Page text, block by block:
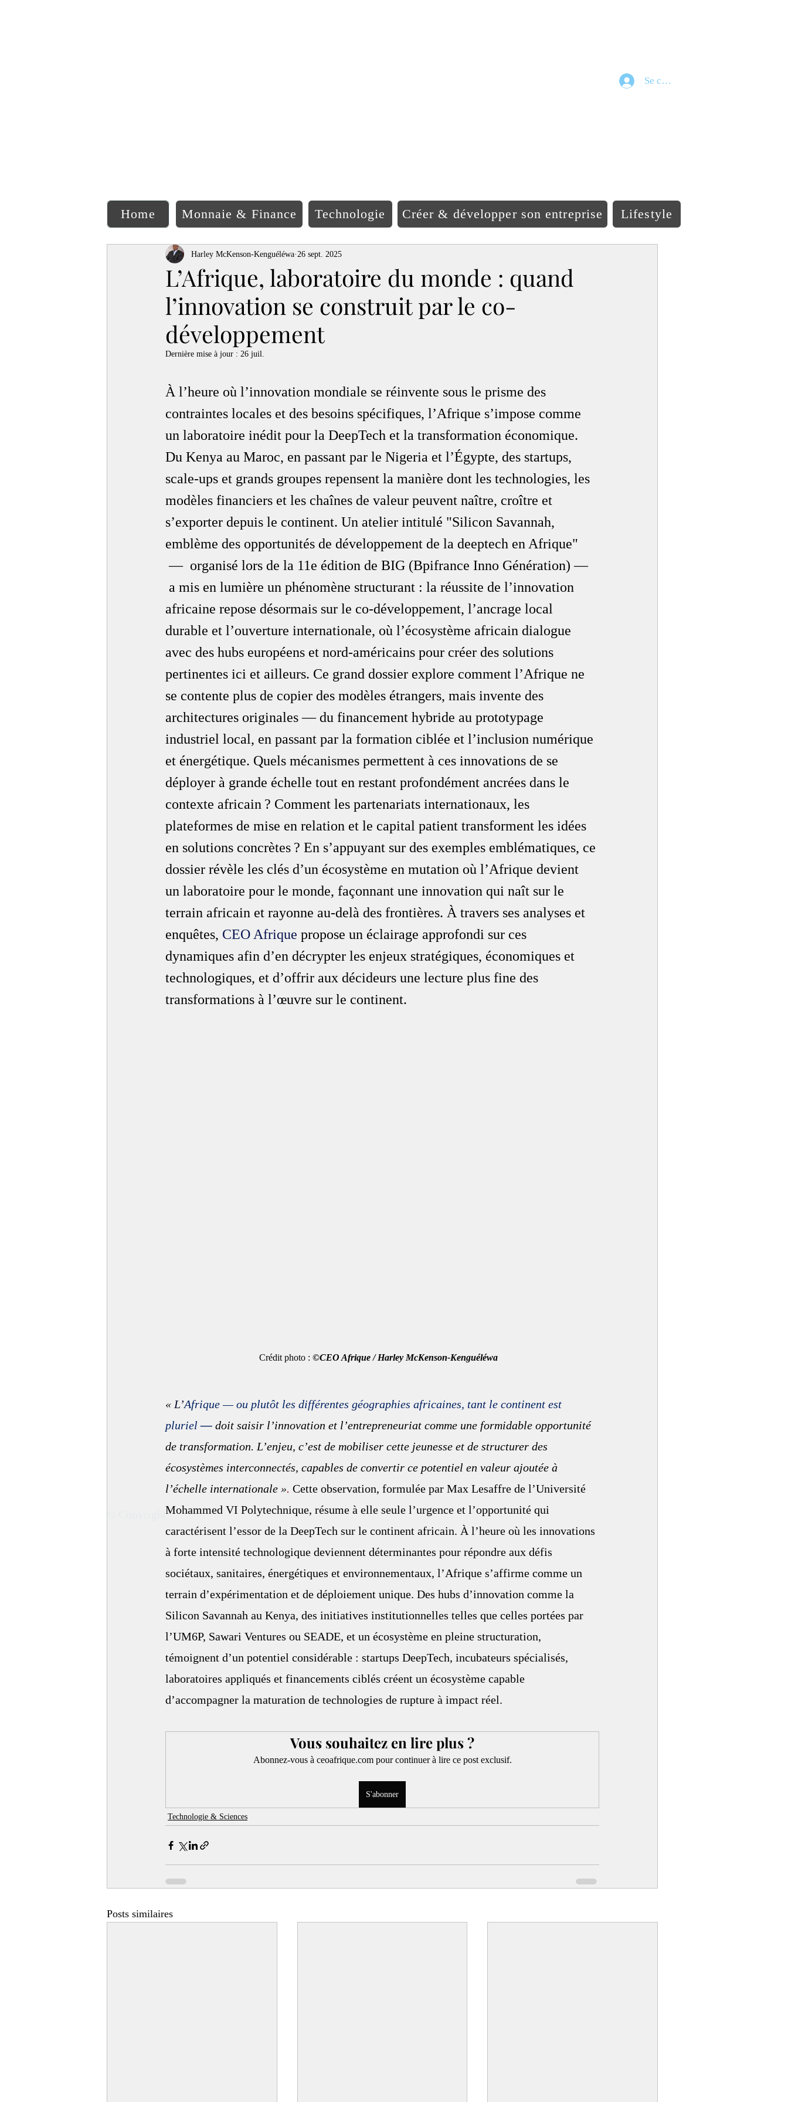
Se connecter
Home Monnaie & Finance Technologie Créer & développer son entreprise Lifestyle
L’Afrique, laboratoire du monde : quand
l’innovation se construit par le co-
développement
Harley McKenson-Kenguéléwa 26 sept. 2025
Dernière mise à jour : 26 juil.
À l’heure où l’innovation mondiale se réinvente sous le prisme des
contraintes locales et des besoins spécifiques, l’Afrique s’impose comme
un laboratoire inédit pour la DeepTech et la transformation économique.
Du Kenya au Maroc, en passant par le Nigeria et l’Égypte, des startups,
scale-ups et grands groupes repensent la manière dont les technologies, les
modèles financiers et les chaînes de valeur peuvent naître, croître et
s’exporter depuis le continent. Un atelier intitulé "Silicon Savannah,
emblème des opportunités de développement de la deeptech en Afrique"
—  organisé lors de la 11e édition de BIG (Bpifrance Inno Génération) —
a mis en lumière un phénomène structurant : la réussite de l’innovation
africaine repose désormais sur le co-développement, l’ancrage local
durable et l’ouverture internationale, où l’écosystème africain dialogue
avec des hubs européens et nord-américains pour créer des solutions
pertinentes ici et ailleurs. Ce grand dossier explore comment l’Afrique ne
se contente plus de copier des modèles étrangers, mais invente des
architectures originales — du financement hybride au prototypage
industriel local, en passant par la formation ciblée et l’inclusion numérique
et énergétique. Quels mécanismes permettent à ces innovations de se
déployer à grande échelle tout en restant profondément ancrées dans le
contexte africain ? Comment les partenariats internationaux, les
plateformes de mise en relation et le capital patient transforment les idées
en solutions concrètes ? En s’appuyant sur des exemples emblématiques, ce
dossier révèle les clés d’un écosystème en mutation où l’Afrique devient
un laboratoire pour le monde, façonnant une innovation qui naît sur le
terrain africain et rayonne au-delà des frontières. À travers ses analyses et
enquêtes, CEO Afrique propose un éclairage approfondi sur ces
dynamiques afin d’en décrypter les enjeux stratégiques, économiques et
technologiques, et d’offrir aux décideurs une lecture plus fine des
transformations à l’œuvre sur le continent.
                                        Crédit photo :
©CEO Afrique / Harley McKenson-Kenguéléwa
« L’Afrique — ou plutôt les différentes géographies africaines, tant le continent est
pluriel — doit saisir l’innovation et l’entrepreneuriat comme une formidable opportunité
de transformation. L’enjeu, c’est de mobiliser cette jeunesse et de structurer des
écosystèmes interconnectés, capables de convertir ce potentiel en valeur ajoutée à
l’échelle internationale ». Cette observation, formulée par Max Lesaffre de l’Université
Mohammed VI Polytechnique, résume à elle seule l’urgence et l’opportunité qui
caractérisent l’essor de la DeepTech sur le continent africain. À l’heure où les innovations
à forte intensité technologique deviennent déterminantes pour répondre aux défis
sociétaux, sanitaires, énergétiques et environnementaux, l’Afrique s’affirme comme un
terrain d’expérimentation et de déploiement unique. Des hubs d’innovation comme la
Silicon Savannah au Kenya, des initiatives institutionnelles telles que celles portées par
l’UM6P, Sawari Ventures ou SEADE, et un écosystème en pleine structuration,
témoignent d’un potentiel considérable : startups DeepTech, incubateurs spécialisés,
laboratoires appliqués et financements ciblés créent un écosystème capable
d’accompagner la maturation de technologies de rupture à impact réel.
Vous souhaitez en lire plus ?
Abonnez-vous à ceoafrique.com pour continuer à lire ce post exclusif.
S'abonner
Technologie & Sciences
Posts similaires
© Copyright